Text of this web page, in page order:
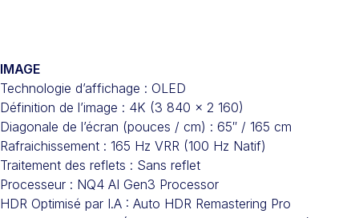
IMAGE
Technologie d’affichage : OLED
Définition de l’image : 4K (3 840 x 2 160)
Diagonale de l’écran (pouces / cm) : 65″ / 165 cm
Rafraichissement : 165 Hz VRR (100 Hz Natif)
Traitement des reflets : Sans reflet
Processeur : NQ4 AI Gen3 Processor
HDR Optimisé par I.A : Auto HDR Remastering Pro